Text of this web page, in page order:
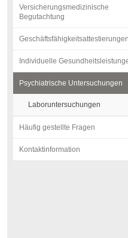
Versicherungsmedizinische
Begutachtung
Geschäftsfähigkeitsattestierungen
Individuelle
Psychiatrische Untersuchungen
Laboruntersuchungen
Häufig gestellte Fragen
Kontaktinformation